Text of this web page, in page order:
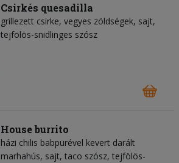
Csirkés quesadilla
grillezett csirke, vegyes zöldségek, sajt,
tejfölös-snidlinges szósz
House burrito
házi chilis babpürével kevert darált
marhahús, sajt, taco szósz, tejfölös-